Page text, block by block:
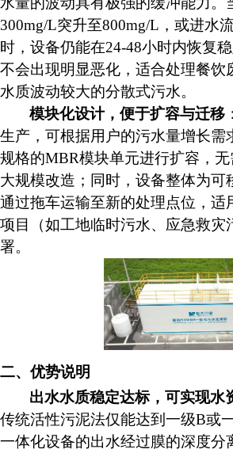
300mg/L突升至800mg/L，或进水
时，设备仍能在24-48小时内恢复
不会出现明显恶化，适合处理餐饮
水质波动较大的分散式污水。
模块化设计，便于扩容与迁移
生产，可根据用户的污水量增长需
规格的MBR模块单元进行扩容，
大规模改造；同时，设备整体为可
通过拖车运输至新的处理点位，适
项目（如工地临时污水、应急救灾
署。
二、优势说明
出水水质稳定达标，可实现水
传统活性污泥法仅能达到一级B或
一体化设备的出水经过膜的深度分